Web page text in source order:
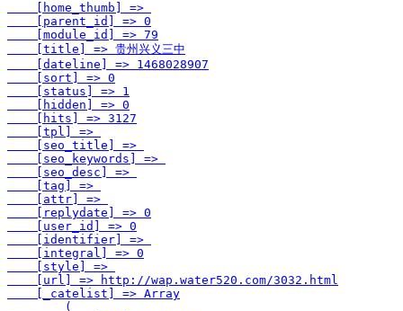
    [home_thumb] =>
    [parent_id] => 0
    [module_id] => 79
    [title] => 贵州兴义三中
    [dateline] => 1468028907
    [sort] => 0
    [status] => 1
    [hidden] => 0
    [hits] => 3127
    [tpl] =>
    [seo_title] =>
    [seo_keywords] =>
    [seo_desc] =>
    [tag] =>
    [attr] =>
    [replydate] => 0
    [user_id] => 0
    [identifier] =>
    [integral] => 0
    [style] =>
    [url] => http://wap.water520.com/3032.html
    [_catelist] => Array
        (